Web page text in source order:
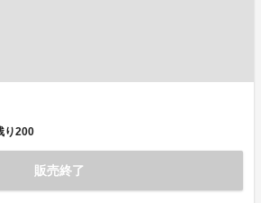
り200
販売終了